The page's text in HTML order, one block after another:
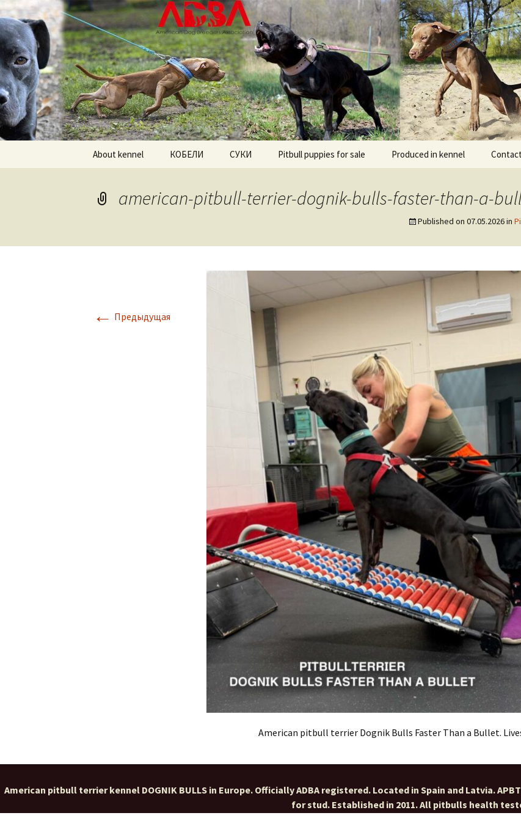
DOGNIK BULLS
American pitbull terrier kennel DOGNIK BULLS Europe. ADBA registered.
About kennel КОБЕЛИ
питбультерьер
СУКИ
питбультерьер
Pitbull puppies for sale Produced in kennel
american-pitbull-terrier-dognik-bulls-faster-than-a-
Published on 07.05.2026in
← Предыдущая
American pitbull terrier Dognik Bulls Faster Than a Bullet.
American pitbull terrier kennel DOGNIK BULLS in Europe. Officially ADBA registered. Located in Spain and Latvia.
for stud. Established in 2011. All pitbulls health